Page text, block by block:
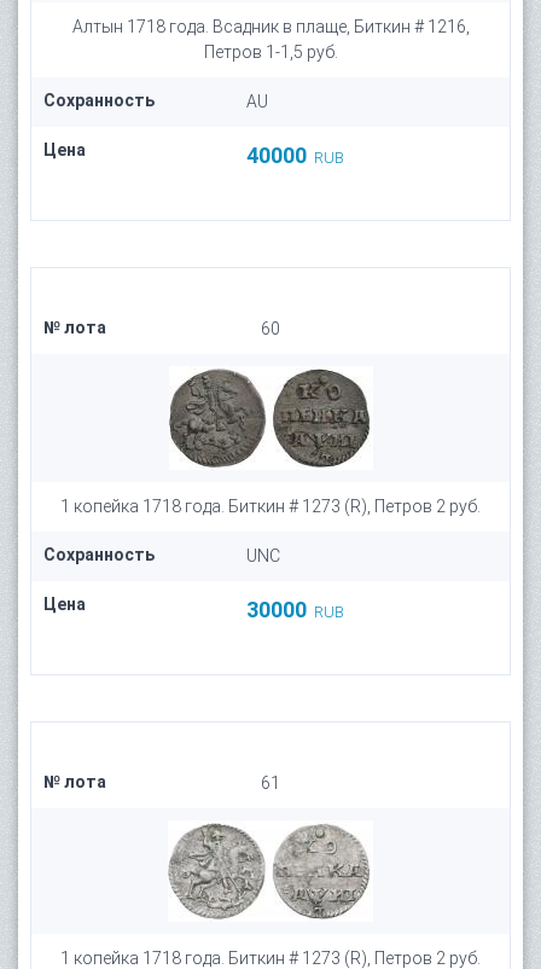
Алтын 1718 года. Всадник в плаще, Биткин # 1216,
Петров 1-1,5 руб.
Сохранность AU
Цена 40000 RUB
№ лота 60
1 копейка 1718 года. Биткин # 1273 (R), Петров 2 руб.
Сохранность UNC
Цена 30000 RUB
№ лота 61
1 копейка 1718 года. Биткин # 1273 (R), Петров 2 руб.